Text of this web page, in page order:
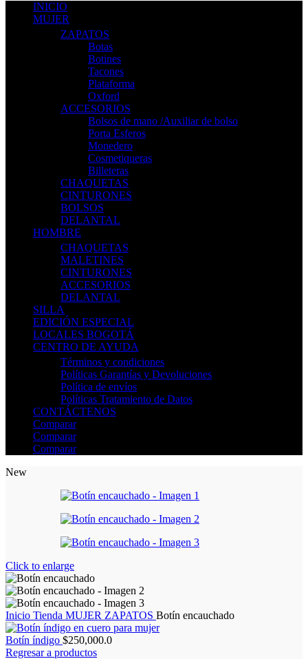
INICIO
MUJER
ZAPATOS
Botas
Botines
Tacones
Plataforma
Oxford
ACCESORIOS
Bolsos de mano /Auxiliar de bolso
Porta Esferos
Monedero
Cosmetiqueras
Billeteras
CHAQUETAS
CINTURONES
BOLSOS
DELANTAL
HOMBRE
CHAQUETAS
MALETINES
CINTURONES
ACCESORIOS
DELANTAL
SILLA
EDICIÓN ESPECIAL
LOCALES BOGOTÁ
CENTRO DE AYUDA
Términos y condiciones
Políticas Garantías y Devoluciones
Política de envíos
Políticas Tratamiento de Datos
CONTÁCTENOS
Comparar
Comparar
Comparar
New
Click to enlarge
Inicio Tienda MUJER ZAPATOS Botín encauchado
Botín índigo $250,000.0
Regresar a productos